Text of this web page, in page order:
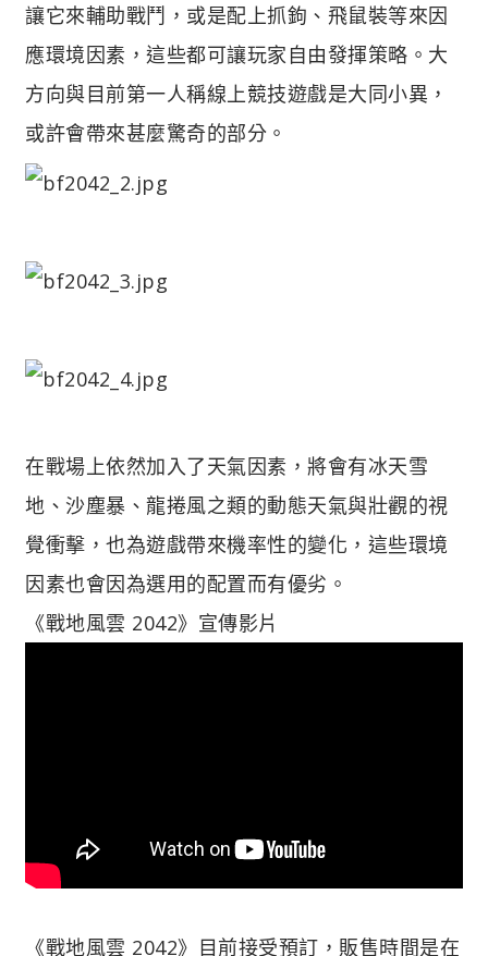
讓它來輔助戰鬥，或是配上抓鉤、飛鼠裝等來因
應環境因素，這些都可讓玩家自由發揮策略。大
方向與目前第一人稱線上競技遊戲是大同小異，
或許會帶來甚麼驚奇的部分。
在戰場上依然加入了天氣因素，將會有冰天雪
地、沙塵暴、龍捲風之類的動態天氣與壯觀的視
覺衝擊，也為遊戲帶來機率性的變化，這些環境
因素也會因為選用的配置而有優劣。
《戰地風雲 2042》宣傳影片
《戰地風雲 2042》目前接受預訂，販售時間是在